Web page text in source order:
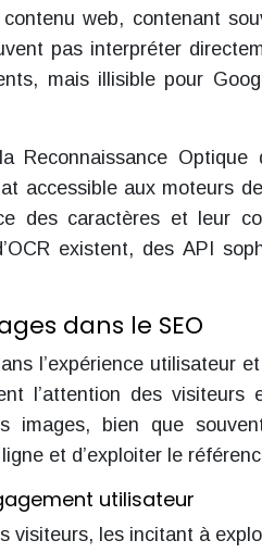
web, contenant
pas interpréter
mais illisible pour
Reconnaissance
accessible aux moteurs
des caractères et leur
existent, des API
dans le SEO
l’expérience utilisateur
l’attention des visiteurs
images, bien que
et d’exploiter le
utilisateur
visiteurs, les incitant à